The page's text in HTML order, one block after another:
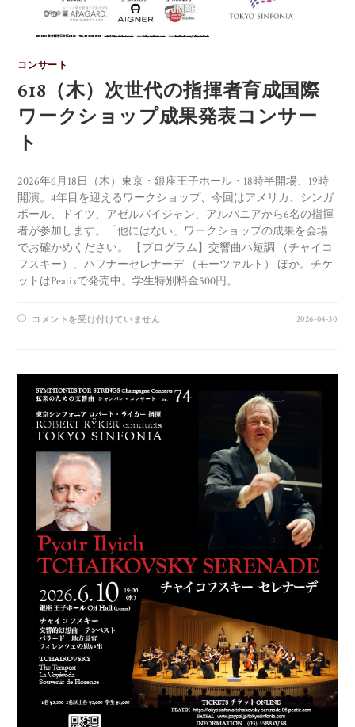
コンサート
618（木）次世代の指揮者育成国際
ワークショップ成果発表コンサー
ト
2026年6月18日（木）東京・銀座王子ホール・18時半開場、19時
開演。4年目を迎えるワークショップ、今回はアメリカ、シンガ
ポール、ドイツ、アゼルバイジャン、アルバニアから6名の指揮
者が参加します。「他にはない」ワークショップの成果を会場
でお確かめください。 【プログラム】交響曲ハ短調 （チャイコ
フスキー）、ハフナーセレナーデ （モーツァルト） ほか。チケ
ットはPeatixで発売中。学生特別料金500円。
コメントを受け付けていません 2026-04-30